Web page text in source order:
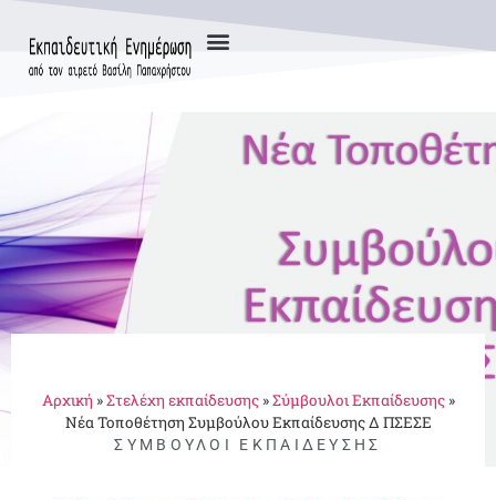
Αρχική »Στελέχη εκπαίδευσης»Σύμβουλοι Εκπαίδευσης»
Νέα Τοποθέτηση Συμβούλου Εκπαίδευσης Δ ΠΣΕΣΕ
ΣΎΜΒΟΥΛΟΙ ΕΚΠΑΊΔΕΥΣΗΣ